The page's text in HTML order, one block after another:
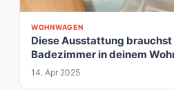
WOHNWAGEN
Diese Ausstattung brauchst
Badezimmer in deinem
14. Apr 2025